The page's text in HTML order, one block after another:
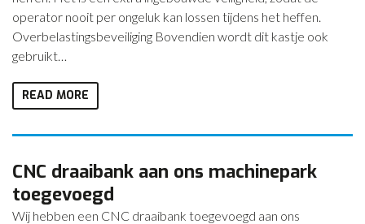
operator nooit per ongeluk kan lossen tijdens het heffen.
Overbelastingsbeveiliging Bovendien wordt dit kastje ook
gebruikt…
READ MORE
CNC draaibank aan ons machinepark
toegevoegd
Wij hebben een CNC draaibank toegevoegd aan ons